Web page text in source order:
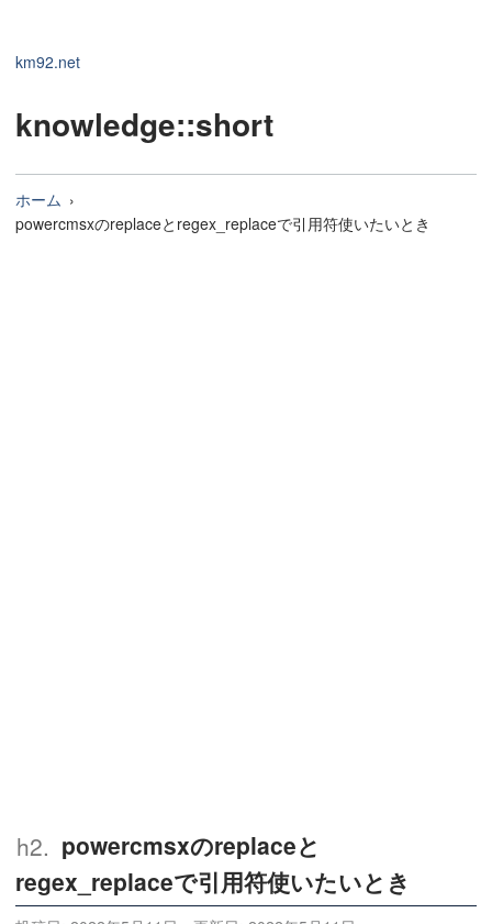
km92.net
knowledge::short
ホーム
powercmsxのreplaceとregex_replaceで引用符使いたいとき
powercmsxのreplaceと
regex_replaceで引用符使いたいとき